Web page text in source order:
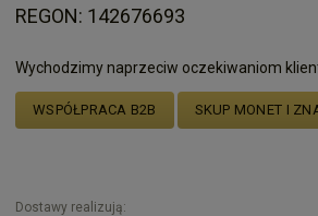
REGON: 142676693
Wychodzimy naprzeciw oczekiwaniom
WSPÓŁPRACA B2B SKUP MONET I
Dostawy realizują: